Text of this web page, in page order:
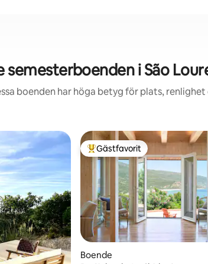
semesterboenden i São
boenden har höga betyg för plats, renlighet
Populär gästfavorit
Gästfavorit
Boende